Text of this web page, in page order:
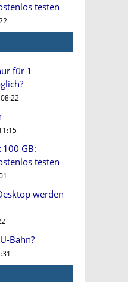
testen
für 1
GB:
testen
werden
Bahn?